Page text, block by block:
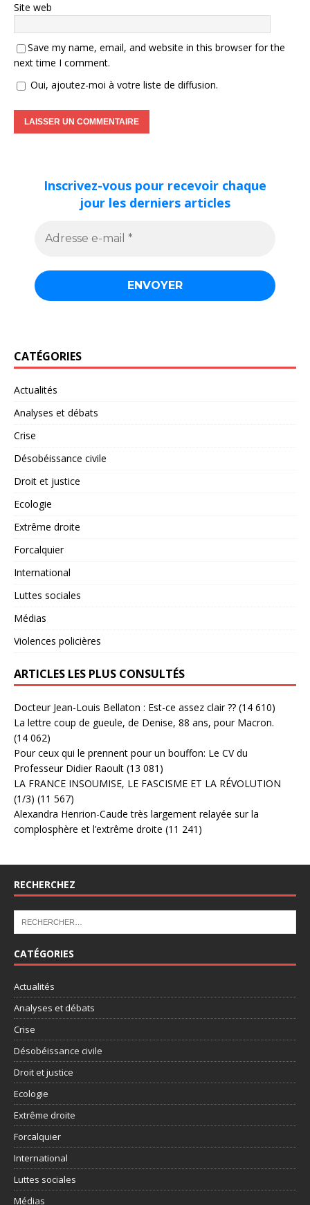
Site web
Save my name, email, and website in this browser for the
next time I comment.
Oui, ajoutez-moi à votre liste de diffusion.
Inscrivez-vous pour recevoir chaque
jour les derniers articles
CATÉGORIES
Actualités
Analyses et débats
Crise
Désobéissance civile
Droit et justice
Ecologie
Extrême droite
Forcalquier
International
Luttes sociales
Médias
Violences policières
ARTICLES LES PLUS CONSULTÉS
Docteur Jean-Louis Bellaton : Est-ce assez clair ?? (14 610)
La lettre coup de gueule, de Denise, 88 ans, pour Macron.
(14 062)
Pour ceux qui le prennent pour un bouffon: Le CV du
Professeur Didier Raoult (13 081)
LA FRANCE INSOUMISE, LE FASCISME ET LA RÉVOLUTION
(1/3) (11 567)
Alexandra Henrion-Caude très largement relayée sur la
complosphère et l’extrême droite (11 241)
RECHERCHEZ
CATÉGORIES
Actualités
Analyses et débats
Crise
Désobéissance civile
Droit et justice
Ecologie
Extrême droite
Forcalquier
International
Luttes sociales
Médias